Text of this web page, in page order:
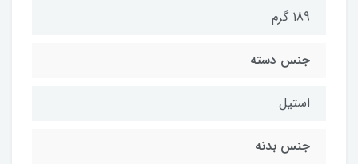
189 گرم
جنس دسته
استیل
جنس بدنه